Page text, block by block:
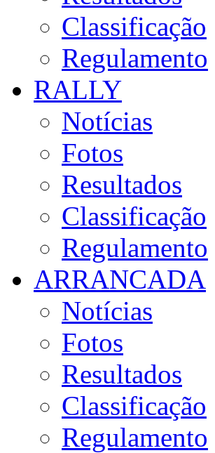
Classificação
Regulamento
RALLY
Notícias
Fotos
Resultados
Classificação
Regulamento
ARRANCADA
Notícias
Fotos
Resultados
Classificação
Regulamento